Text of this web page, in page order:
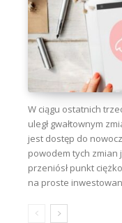
W ciągu ostatnich
uległ gwałtownym
jest dostęp do
powodem tych
przeniósł punkt
na proste